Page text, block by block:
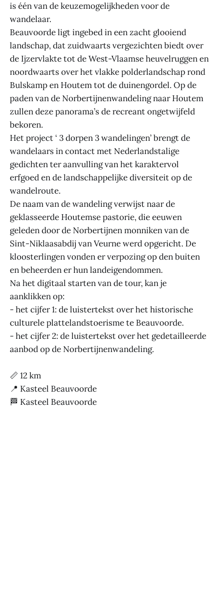
is één van de keuzemogelijkheden voor de
wandelaar.
Beauvoorde ligt ingebed in een zacht glooiend
landschap, dat zuidwaarts vergezichten biedt over
de Ijzervlakte tot de West-Vlaamse heuvelruggen en
noordwaarts over het vlakke polderlandschap rond
Bulskamp en Houtem tot de duinengordel. Op de
paden van de Norbertijnenwandeling naar Houtem
zullen deze panorama’s de recreant ongetwijfeld
bekoren.
Het project ‘ 3 dorpen 3 wandelingen’ brengt de
wandelaars in contact met Nederlandstalige
gedichten ter aanvulling van het karaktervol
erfgoed en de landschappelijke diversiteit op de
wandelroute.
De naam van de wandeling verwijst naar de
geklasseerde Houtemse pastorie, die eeuwen
geleden door de Norbertijnen monniken van de
Sint-Niklaasabdij van Veurne werd opgericht. De
kloosterlingen vonden er verpozing op den buiten
en beheerden er hun landeigendommen.
Na het digitaal starten van de tour, kan je
aanklikken op:
- het cijfer 1: de luistertekst over het historische
culturele plattelandstoerisme te Beauvoorde.
- het cijfer 2: de luistertekst over het gedetailleerde
aanbod op de Norbertijnenwandeling.
📏 12 km
📍 Kasteel Beauvoorde
🏁 Kasteel Beauvoorde